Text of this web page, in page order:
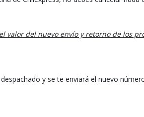
valor del nuevo envío y retorno de los
y se te enviará el nuevo